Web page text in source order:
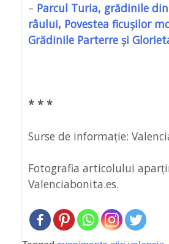
– Parcul Turia, grădinile
râului, Povestea ficușilor
Grădinile Parterre și
* * *
Surse de informație:
Fotografia articolului
Valenciabonita.es.